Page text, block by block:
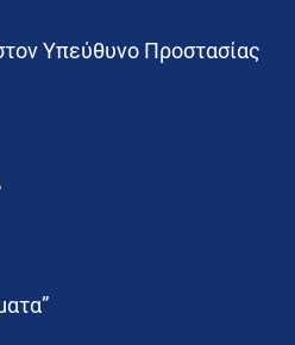
Υπεύθυνο Προστασίας